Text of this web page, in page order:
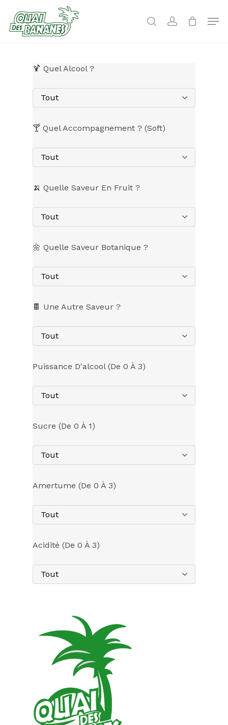
main
content
searchaccount
🍹 Quel Alcool ?
Tout
🍸 Quel Accompagnement ? (Soft)
Tout
🍌 Quelle Saveur En Fruit ?
Tout
🌼 Quelle Saveur Botanique ?
Tout
🍫 Une Autre Saveur ?
Tout
Puissance D'alcool (de 0 À 3)
Tout
Sucre (de 0 À 1)
Tout
Amertume (de 0 À 3)
Tout
Acidité (de 0 À 3)
Tout